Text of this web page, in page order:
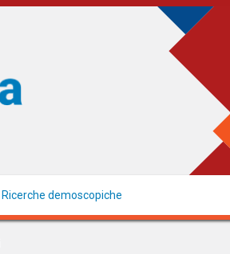
Ricerche demoscopiche